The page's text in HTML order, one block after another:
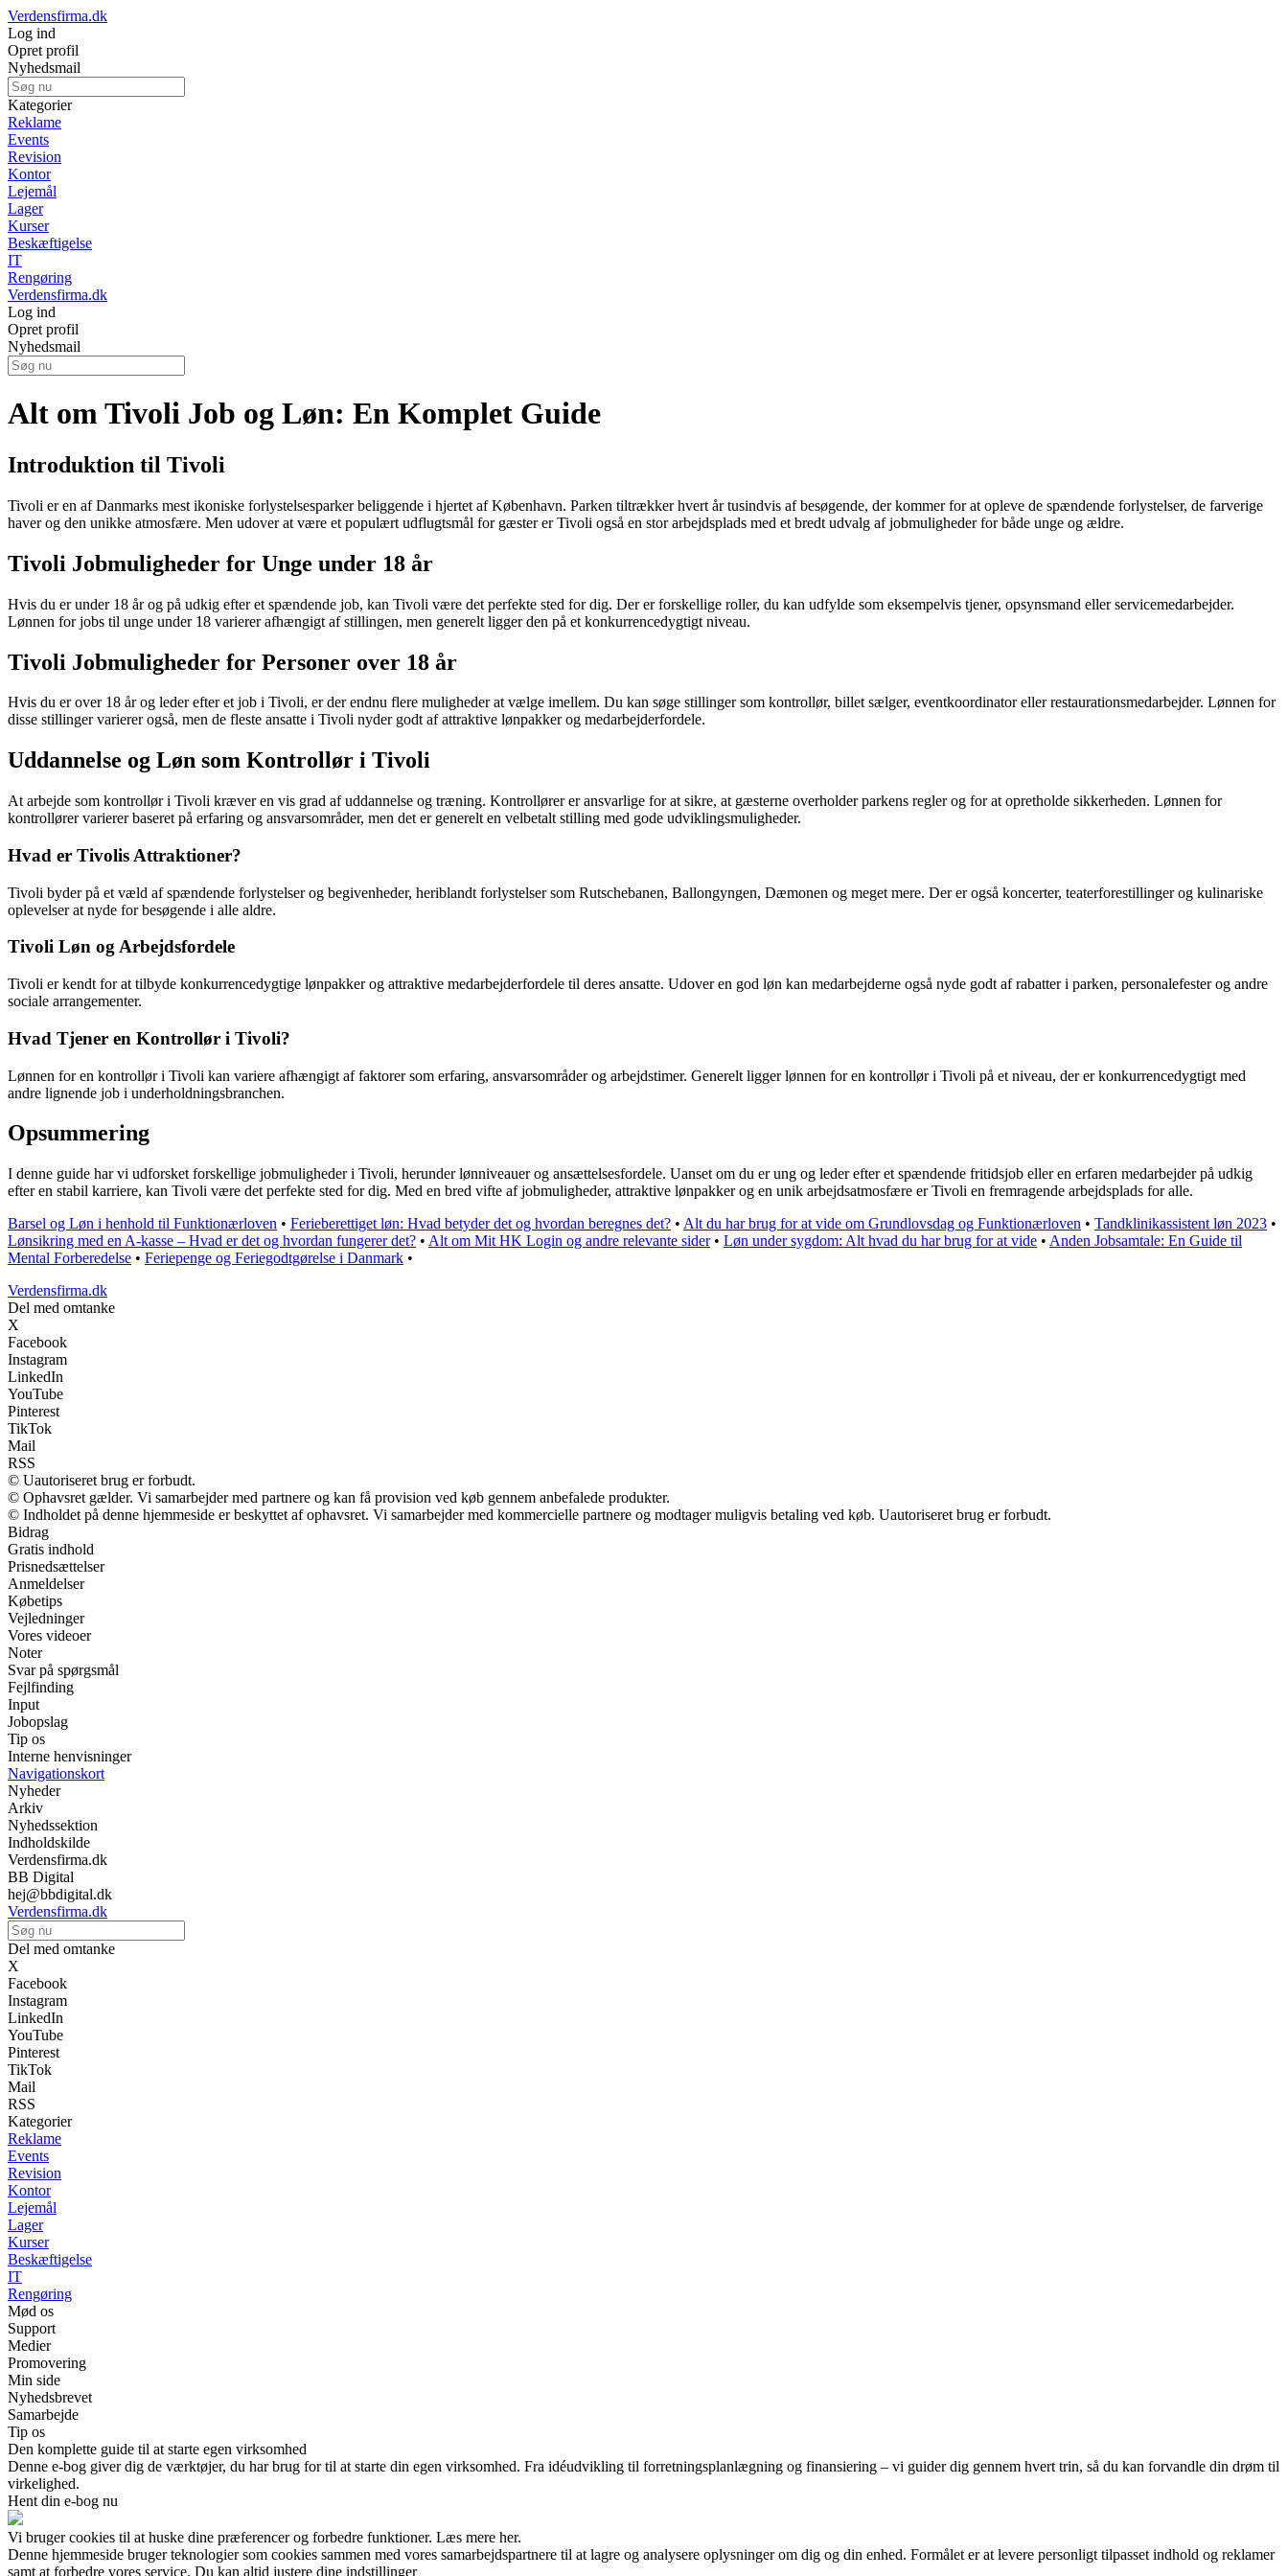
Verdensfirma.dk
Log ind
Opret profil
Nyhedsmail
Kategorier
Reklame
Events
Revision
Kontor
Lejemål
Lager
Kurser
Beskæftigelse
IT
Rengøring
Verdensfirma.dk
Log ind
Opret profil
Nyhedsmail
Alt om Tivoli Job og Løn: En Komplet Guide
Introduktion til Tivoli
Tivoli er en af Danmarks mest ikoniske forlystelsesparker beliggende i hjertet af København. Parken tiltrækker hvert år tusindvis af besøgende, der kommer for at opleve de spændende forlystelser, de farverige
haver og den unikke atmosfære. Men udover at være et populært udflugtsmål for gæster er Tivoli også en stor arbejdsplads med et bredt udvalg af jobmuligheder for både unge og ældre.
Tivoli Jobmuligheder for Unge under 18 år
Hvis du er under 18 år og på udkig efter et spændende job, kan Tivoli være det perfekte sted for dig. Der er forskellige roller, du kan udfylde som eksempelvis tjener, opsynsmand eller servicemedarbejder.
Lønnen for jobs til unge under 18 varierer afhængigt af stillingen, men generelt ligger den på et konkurrencedygtigt niveau.
Tivoli Jobmuligheder for Personer over 18 år
Hvis du er over 18 år og leder efter et job i Tivoli, er der endnu flere muligheder at vælge imellem. Du kan søge stillinger som kontrollør, billet sælger, eventkoordinator eller restaurationsmedarbejder. Lønnen for
disse stillinger varierer også, men de fleste ansatte i Tivoli nyder godt af attraktive lønpakker og medarbejderfordele.
Uddannelse og Løn som Kontrollør i Tivoli
At arbejde som kontrollør i Tivoli kræver en vis grad af uddannelse og træning. Kontrollører er ansvarlige for at sikre, at gæsterne overholder parkens regler og for at opretholde sikkerheden. Lønnen for
kontrollører varierer baseret på erfaring og ansvarsområder, men det er generelt en velbetalt stilling med gode udviklingsmuligheder.
Hvad er Tivolis Attraktioner?
Tivoli byder på et væld af spændende forlystelser og begivenheder, heriblandt forlystelser som Rutschebanen, Ballongyngen, Dæmonen og meget mere. Der er også koncerter, teaterforestillinger og kulinariske
oplevelser at nyde for besøgende i alle aldre.
Tivoli Løn og Arbejdsfordele
Tivoli er kendt for at tilbyde konkurrencedygtige lønpakker og attraktive medarbejderfordele til deres ansatte. Udover en god løn kan medarbejderne også nyde godt af rabatter i parken, personalefester og andre
sociale arrangementer.
Hvad Tjener en Kontrollør i Tivoli?
Lønnen for en kontrollør i Tivoli kan variere afhængigt af faktorer som erfaring, ansvarsområder og arbejdstimer. Generelt ligger lønnen for en kontrollør i Tivoli på et niveau, der er konkurrencedygtigt med
andre lignende job i underholdningsbranchen.
Opsummering
I denne guide har vi udforsket forskellige jobmuligheder i Tivoli, herunder lønniveauer og ansættelsesfordele. Uanset om du er ung og leder efter et spændende fritidsjob eller en erfaren medarbejder på udkig
efter en stabil karriere, kan Tivoli være det perfekte sted for dig. Med en bred vifte af jobmuligheder, attraktive lønpakker og en unik arbejdsatmosfære er Tivoli en fremragende arbejdsplads for alle.
Barsel og Løn i henhold til Funktionærloven • Ferieberettiget løn: Hvad betyder det og hvordan beregnes det? • Alt du har brug for at vide om Grundlovsdag og Funktionærloven • Tandklinikassistent løn 2023 •
Lønsikring med en A-kasse – Hvad er det og hvordan fungerer det? • Alt om Mit HK Login og andre relevante sider• Løn under sygdom: Alt hvad du har brug for at vide • Anden Jobsamtale: En Guide til
Mental Forberedelse • Feriepenge og Feriegodtgørelse i Danmark •
Verdensfirma.dk
Del med omtanke
X
Facebook
Instagram
LinkedIn
YouTube
Pinterest
TikTok
Mail
RSS
© Uautoriseret brug er forbudt.
© Ophavsret gælder. Vi samarbejder med partnere og kan få provision ved køb gennem anbefalede produkter.
© Indholdet på denne hjemmeside er beskyttet af ophavsret. Vi samarbejder med kommercielle partnere og modtager muligvis betaling ved køb. Uautoriseret brug er forbudt.
Bidrag
Gratis indhold
Prisnedsættelser
Anmeldelser
Købetips
Vejledninger
Vores videoer
Noter
Svar på spørgsmål
Fejlfinding
Input
Jobopslag
Tip os
Interne henvisninger
Navigationskort
Nyheder
Arkiv
Nyhedssektion
Indholdskilde
Verdensfirma.dk
BB Digital
hej@bbdigital.dk
Verdensfirma.dk
Del med omtanke
X
Facebook
Instagram
LinkedIn
YouTube
Pinterest
TikTok
Mail
RSS
Kategorier
Reklame
Events
Revision
Kontor
Lejemål
Lager
Kurser
Beskæftigelse
IT
Rengøring
Mød os
Support
Medier
Promovering
Min side
Nyhedsbrevet
Samarbejde
Tip os
Den komplette guide til at starte egen virksomhed
Denne e-bog giver dig de værktøjer, du har brug for til at starte din egen virksomhed. Fra idéudvikling til forretningsplanlægning og finansiering – vi guider dig gennem hvert trin, så du kan forvandle din drøm til
virkelighed.
Hent din e-bog nu
Vi bruger cookies til at huske dine præferencer og forbedre funktioner. Læs mere her.
Denne hjemmeside bruger teknologier som cookies sammen med vores samarbejdspartnere til at lagre og analysere oplysninger om dig og din enhed. Formålet er at levere personligt tilpasset indhold og reklamer
samt at forbedre vores service. Du kan altid justere dine indstillinger